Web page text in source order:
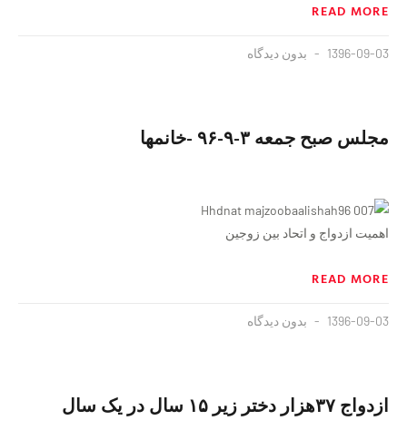
READ MORE
1396-09-03 بدون دیدگاه
مجلس صبح جمعه ٣-٩-٩۶ -خانمها
اهمیت ازدواج و اتحاد بین زوجین
READ MORE
1396-09-03 بدون دیدگاه
ازدواج ۳۷هزار دختر زیر ۱۵ سال در یک سال